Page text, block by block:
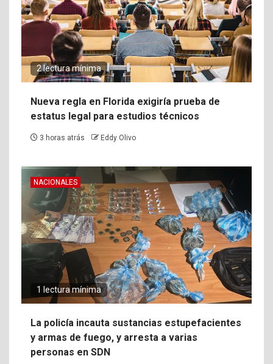
2 lectura mínima
Nueva regla en Florida exigiría prueba de
estatus legal para estudios técnicos
3 horas atrás Eddy Olivo
NACIONALES
1 lectura mínima
La policía incauta sustancias estupefacientes
y armas de fuego, y arresta a varias
personas en SDN